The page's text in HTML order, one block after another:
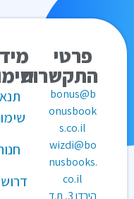
פרטי
התקשרות
bonus@b
onusbook
s.co.il
wizdi@bo
nusbooks.
co.il
הירדן 3, ת.ד